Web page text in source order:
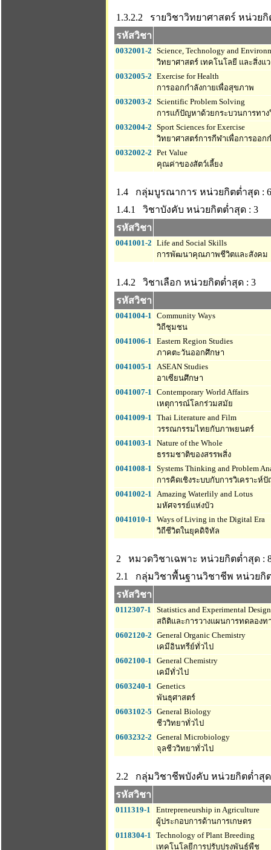
1.3.2.2 รายวิชาวิทยาศาสตร์ หน่วยกิ
รหัสวิชา
0032001-2 Science, Technology and
วิทยาศาสตร์ เทคโนโลยี และสิ่งแ
0032005-2 Exercise for Health
การออกกำลังกายเพื่อสุขภาพ
0032003-2 Scientific Problem Solving
การแก้ปัญหาด้วยกระบวนการทา
0032004-2 Sport Sciences for Exercise
วิทยาศาสตร์การกีฬาเพื่อการออก
0032002-2 Pet Value
คุณค่าของสัตว์เลี้ยง
1.4 กลุ่มบูรณาการ หน่วยกิตต่ำสุด : 6
1.4.1 วิชาบังคับ หน่วยกิตต่ำสุด : 3
รหัสวิชา
0041001-2 Life and Social Skills
การพัฒนาคุณภาพชีวิตและสังคม
1.4.2 วิชาเลือก หน่วยกิตต่ำสุด : 3
รหัสวิชา
0041004-1 Community Ways
วิถีชุมชน
0041006-1 Eastern Region Studies
ภาคตะวันออกศึกษา
0041005-1 ASEAN Studies
อาเซียนศึกษา
0041007-1 Contemporary World Affairs
เหตุการณ์โลกร่วมสมัย
0041009-1 Thai Literature and Film
วรรณกรรมไทยกับภาพยนตร์
0041003-1 Nature of the Whole
ธรรมชาติของสรรพสิ่ง
0041008-1 Systems Thinking and Problem
การคิดเชิงระบบกับการวิเคราะห์
0041002-1 Amazing Waterlily and Lotus
มหัศจรรย์แห่งบัว
0041010-1 Ways of Living in the Digital Era
วิถีชีวิตในยุคดิจิทัล
2 หมวดวิชาเฉพาะ หน่วยกิตต่ำสุด :
2.1 กลุ่มวิชาพื้นฐานวิชาชีพ หน่วยกิ
รหัสวิชา
0112307-1
Statistics and Experimental
สถิติและการวางแผนการทดลอง
0602120-2 General Organic Chemistry
เคมีอินทรีย์ทั่วไป
0602100-1 General Chemistry
เคมีทั่วไป
0603240-1 Genetics
พันธุศาสตร์
0603102-5 General Biology
ชีววิทยาทั่วไป
0603232-2 General Microbiology
จุลชีววิทยาทั่วไป
2.2 กลุ่มวิชาชีพบังคับ หน่วยกิตต่ำสุด
รหัสวิชา
0111319-1
Entrepreneurship in Agriculture
ผู้ประกอบการด้านการเกษตร
0118304-1 Technology of Plant Breeding
เทคโนโลยีการปรับปรุงพันธุ์พืช